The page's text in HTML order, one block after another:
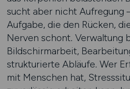
sucht aber nicht Aufregung
Aufgabe, die den Rücken,
Nerven schont. Verwaltung
Bildschirmarbeit,
strukturierte Abläufe. Wer
mit Menschen hat,